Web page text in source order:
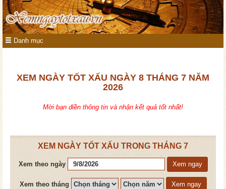
Danh mục
XEM NGÀY TỐT XẤU NGÀY 8 THÁNG 7 NĂM
2026
Mời bạn điền thông tin và nhận kết quả tốt nhất!
XEM NGÀY TỐT XẤU TRONG THÁNG 7
Xem theo ngày Xem ngay
Xem theo tháng
Xem ngay